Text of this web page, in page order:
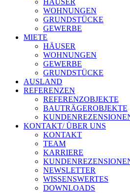
HÄUSER
WOHNUNGEN
GRUNDSTÜCKE
GEWERBE
MIETE
HÄUSER
WOHNUNGEN
GEWERBE
GRUNDSTÜCKE
AUSLAND
REFERENZEN
REFERENZOBJEKTE
BAUTRÄGEROBJEKTE
KONTAKT/ ÜBER UNS
KONTAKT
TEAM
KARRIERE
NEWSLETTER
WISSENSWERTES
DOWNLOADS